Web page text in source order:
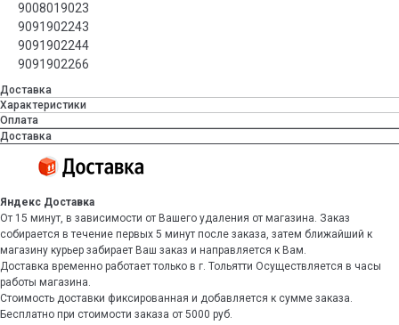
9008019023
9091902243
9091902244
9091902266
Доставка
Характеристики
Оплата
Доставка
Яндекс Доставка
От 15 минут, в зависимости от Вашего удаления от магазина. Заказ
собирается в течение первых 5 минут после заказа, затем ближайший к
магазину курьер забирает Ваш заказ и направляется к Вам.
Доставка временно работает только в г. Тольятти Осуществляется в часы
работы магазина.
Стоимость доставки фиксированная и добавляется к сумме заказа.
Бесплатно при стоимости заказа от 5000 руб.